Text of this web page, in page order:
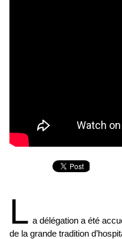
L a délégation a été
de la grande tradition